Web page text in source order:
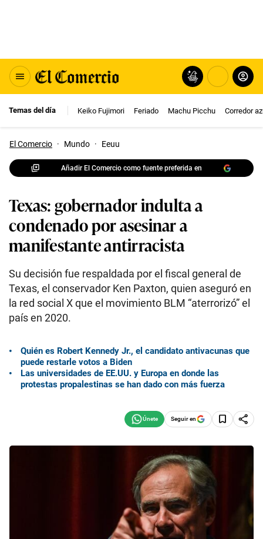
Temas del día Keiko Fujimori Feriado Machu Picchu Corredor
El Comercio · Mundo · Eeuu
Añadir El Comercio como fuente preferida en
Texas: gobernador indulta a
condenado por asesinar a
manifestante antirracista
Su decisión fue respaldada por el fiscal general de
Texas, el conservador Ken Paxton, quien aseguró en
la red social X que el movimiento BLM “aterrorizó” el
país en 2020.
Quién es Robert Kennedy Jr., el candidato antivacunas que
puede restarle votos a Biden
Las universidades de EE.UU. y Europa en donde las
protestas propalestinas se han dado con más fuerza
Seguir en